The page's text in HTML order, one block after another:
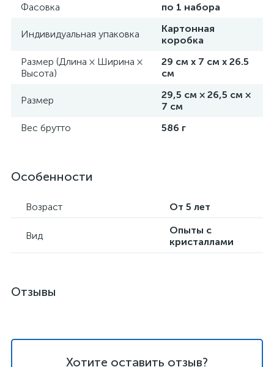
Фасовка
по 1 набора
Индивидуальная упаковка
Картонная
коробка
Размер (Длина × Ширина ×
Высота)
29 см х 7 см х 26.5
см
Размер
29,5 см × 26,5 см ×
7 см
Вес брутто
586 г
Особенности
Возраст От 5 лет
Вид
Опыты с
кристаллами
Отзывы
Хотите оставить отзыв?